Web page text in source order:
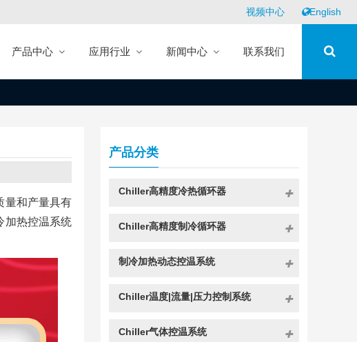
视频中心 English
产品中心 应用行业 新闻中心 联系我们
量和产量具有
加热控温系统
产品分类
Chiller高精度冷热循环器
Chiller高精度制冷循环器
制冷加热动态控温系统
Chiller温度|流量|压力控制系统
Chiller气体控温系统